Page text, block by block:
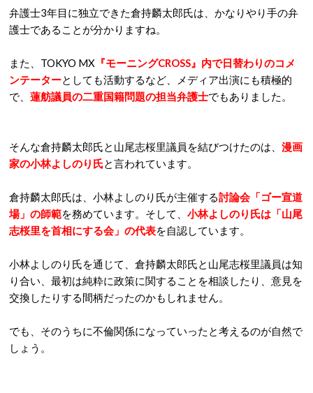
弁護士3年目に独立できた倉持麟太郎氏は、かなりやり手の弁
護士であることが分かりますね。
また、TOKYO MX 『モーニングCROSS』内で日替わりのコメ
ンテーターとしても活動するなど、メディア出演にも積極的
で、 蓮舫議員の二重国籍問題の担当弁護士でもありました。
そんな倉持麟太郎氏と山尾志桜里議員を結びつけたのは、 漫画
家の小林よしのり氏と言われています。
倉持麟太郎氏は、小林よしのり氏が主催する討論会「ゴー宣道
場」の師範を務めています。そして、 小林よしのり氏は「山尾
志桜里を首相にする会」の代表を自認しています。
小林よしのり氏を通じて、倉持麟太郎氏と山尾志桜里議員は知
り合い、最初は純粋に政策に関することを相談したり、意見を
交換したりする間柄だったのかもしれません。
でも、そのうちに不倫関係になっていったと考えるのが自然で
しょう。